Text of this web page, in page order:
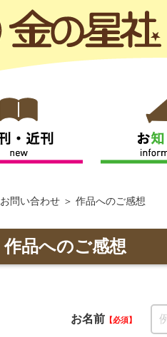
お問い合わせ 作品へのご感想
作品へのご感想
お名前 必須